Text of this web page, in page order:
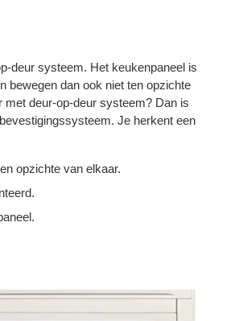
deur systeem. Het keukenpaneel is
bewegen dan ook niet ten opzichte
deur-op-deur systeem? Dan is
Je herkent een
opzichte van elkaar.